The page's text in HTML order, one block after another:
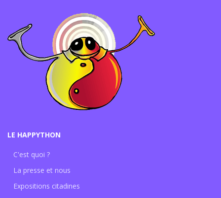
LE HAPPYTHON
C'est quoi ?
La presse et nous
Expositions citadines